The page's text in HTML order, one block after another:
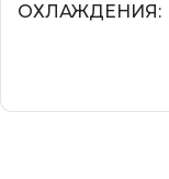
ОХЛАЖДЕНИЯ